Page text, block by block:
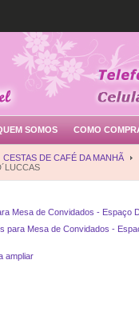
SOMOS COMO
CESTAS DE CAFÉ DA MANHÃ
Mesa de Convidados - Espaço
ampliar